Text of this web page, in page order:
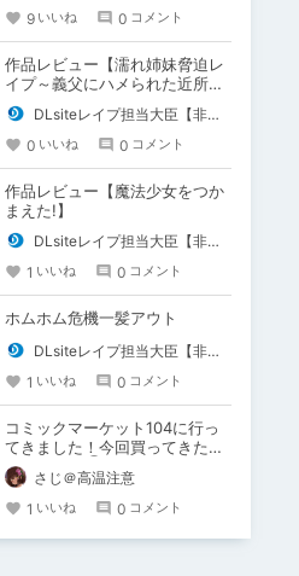
9 いいね 0 コメント
作品レビュー【濡れ姉妹脅迫レ
イプ～義父にハメられた近所で
有名な美人姉妹～(モーションコ
ミック版)】
DLsiteレイプ担当大臣【非公式】
0 いいね 0 コメント
作品レビュー【魔法少女をつか
まえた!】
DLsiteレイプ担当大臣【非公式】
1 いいね 0 コメント
ホムホム危機一髪アウト
DLsiteレイプ担当大臣【非公式】
1 いいね 0 コメント
コミックマーケット104に行っ
てきました！今回買ってきた作
品を紹介！③
さじ＠高温注意
1 いいね 0 コメント